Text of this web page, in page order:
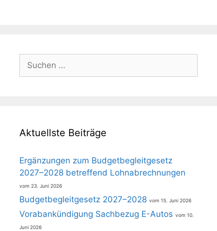
Suchen
nach:
Aktuellste Beiträge
Ergänzungen zum Budgetbegleitgesetz
2027–2028 betreffend Lohnabrechnungen
23. Juni 2026
Budgetbegleitgesetz 2027–2028 15. Juni 2026
Vorabankündigung Sachbezug E-Autos 10.
Juni 2026